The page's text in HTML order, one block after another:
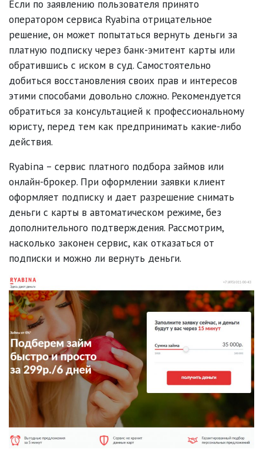
Если по заявлению пользователя принято
оператором сервиса Ryabina отрицательное
решение, он может попытаться вернуть деньги за
платную подписку через банк-эмитент карты или
обратившись с иском в суд. Самостоятельно
добиться восстановления своих прав и интересов
этими способами довольно сложно. Рекомендуется
обратиться за консультацией к профессиональному
юристу, перед тем как предпринимать какие-либо
действия.
Ryabina – сервис платного подбора займов или
онлайн-брокер. При оформлении заявки клиент
оформляет подписку и дает разрешение снимать
деньги с карты в автоматическом режиме, без
дополнительного подтверждения. Рассмотрим,
насколько законен сервис, как отказаться от
подписки и можно ли вернуть деньги.